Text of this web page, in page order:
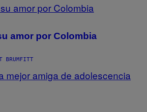
amor por Colombia
BRUMFITT